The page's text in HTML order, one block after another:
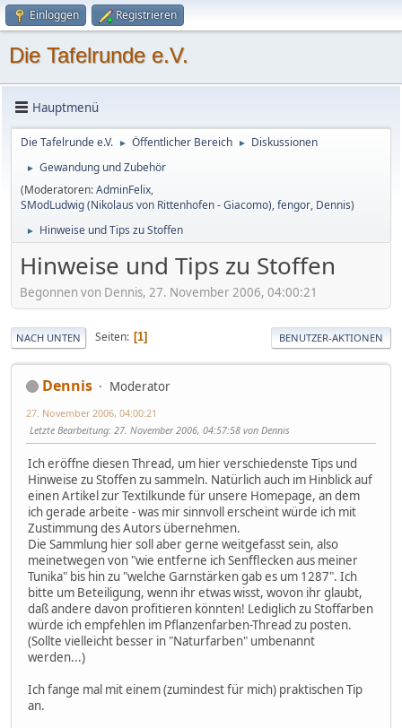
Einloggen Registrieren
Die Tafelrunde e.V.
Hauptmenü
Die Tafelrunde e.V. ► Öffentlicher Bereich ► Diskussionen
►
Gewandung und Zubehör
(Moderatoren:AdminFelix,
SModLudwig (Nikolaus von Rittenhofen - Giacomo),fengor, Dennis)
► Hinweise und Tips zu Stoffen
Hinweise und Tips zu Stoffen
Begonnen von Dennis, 27. November 2006, 04:00:21
NACH UNTEN Seiten 1 BENUTZER-AKTIONEN
Dennis Moderator
27. November 2006, 04:00:21
Letzte Bearbeitung: 27. November 2006, 04:57:58 von Dennis
Ich eröffne diesen Thread, um hier verschiedenste Tips und
Hinweise zu Stoffen zu sammeln. Natürlich auch im Hinblick auf
einen Artikel zur Textilkunde für unsere Homepage, an dem
ich gerade arbeite - was mir sinnvoll erscheint würde ich mit
Zustimmung des Autors übernehmen.
Die Sammlung hier soll aber gerne weitgefasst sein, also
meinetwegen von "wie entferne ich Senfflecken aus meiner
Tunika" bis hin zu "welche Garnstärken gab es um 1287". Ich
bitte um Beteiligung, wenn ihr etwas wisst, wovon ihr glaubt,
daß andere davon profitieren könnten! Lediglich zu Stoffarben
würde ich empfehlen im Pflanzenfarben-Thread zu posten.
(Sollte vielleicht besser in "Naturfarben" umbenannt
werden...)
Ich fange mal mit einem (zumindest für mich) praktischen Tip
an.